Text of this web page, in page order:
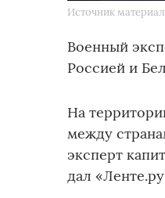
Источник
Военный
Россией и
На
между
эксперт
дал